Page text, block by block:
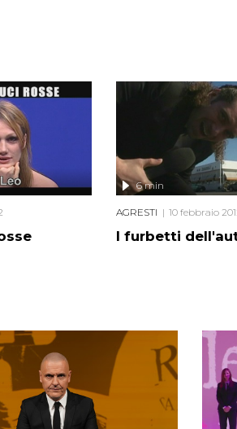
I furbetti
6 min
AGRESTI 10 febbraio